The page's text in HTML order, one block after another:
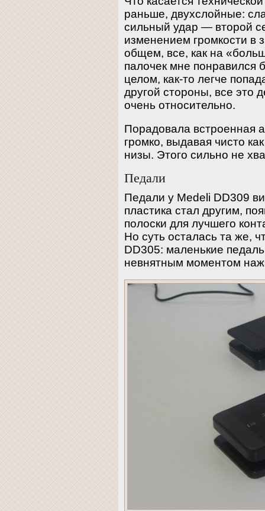
раньше, двухслойные:
сильный удар — второй
изменением громкости в
общем, все, как на
палочек мне понравился
целом, как-то легче
другой стороны, все это
очень относительно.
Порадовала встроенная
громко, выдавая чисто
низы. Этого сильно не
Педали
Педали у Medeli DD309
пластика стал другим,
полоски для лучшего
Но суть осталась та же,
DD305: маленькие
невнятным моментом